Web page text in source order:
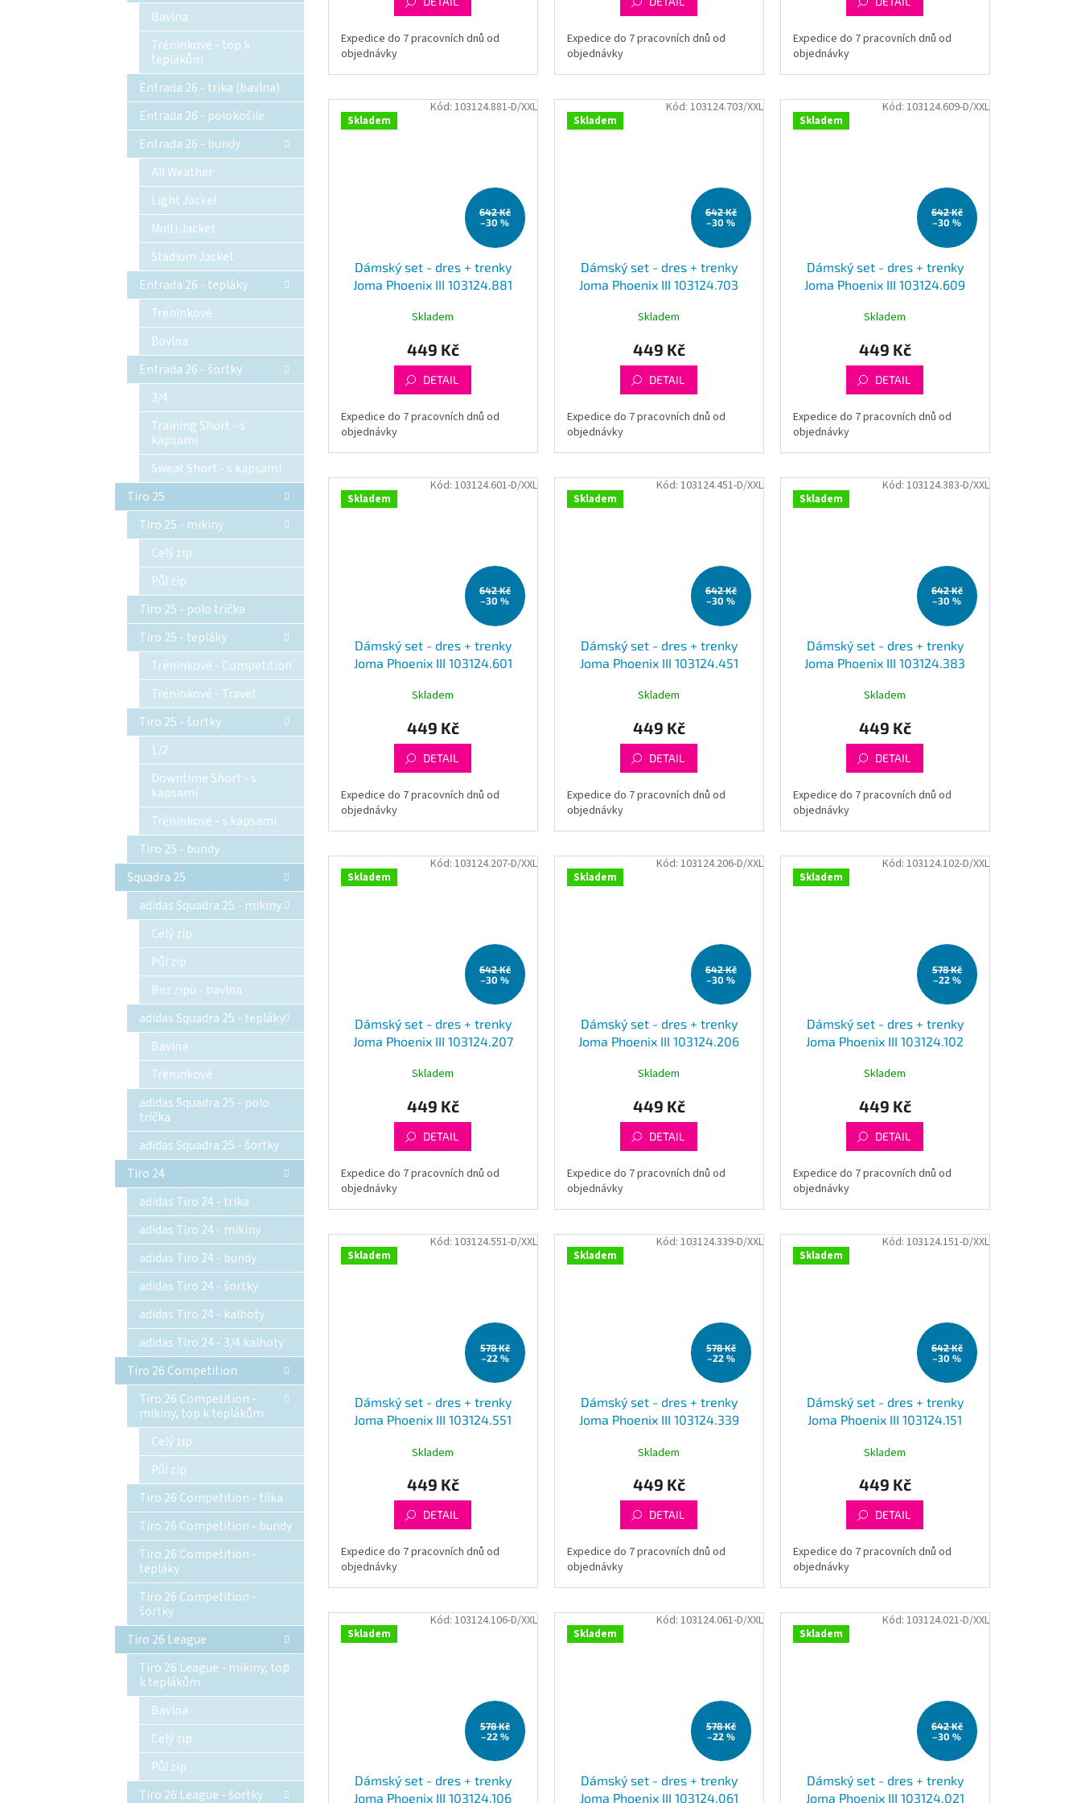
Bavlna
Tréninkové - top k
teplákům
Entrada 26 - trika (bavlna)
Entrada 26 - polokošile
Entrada 26 - bundy
All Weather
Light Jacket
Multi Jacket
Stadium Jacket
Entrada 26 - tepláky
Tréninkové
Bavlna
Entrada 26 - šortky
3/4
Training Short - s
kapsami
Sweat Short - s kapsami
Tiro 25
Tiro 25 - mikiny
Celý zip
Půl zip
Tiro 25 - polo trička
Tiro 25 - tepláky
Tréninkové - Competition
Tréninkové - Travel
Tiro 25 - šortky
1/2
Downtime Short - s
kapsami
Tréninkové - s kapsami
Tiro 25 - bundy
Squadra 25
adidas Squadra 25 - mikiny
Celý zip
Půl zip
Bez zipu - bavlna
adidas Squadra 25 - tepláky
Bavlna
Tréninkové
adidas Squadra 25 - polo
trička
adidas Squadra 25 - šortky
Tiro 24
adidas Tiro 24 - trika
adidas Tiro 24 - mikiny
adidas Tiro 24 - bundy
adidas Tiro 24 - šortky
adidas Tiro 24 - kalhoty
adidas Tiro 24 - 3/4 kalhoty
Tiro 26 Competition
Tiro 26 Competition -
mikiny, top k teplákům
Celý zip
Půl zip
Tiro 26 Competition - tílka
Tiro 26 Competition - bundy
Tiro 26 Competition -
tepláky
Tiro 26 Competition -
šortky
Tiro 26 League
Tiro 26 League - mikiny, top
k teplákům
Bavlna
Celý zip
Půl zip
Tiro 26 League - šortky
Expedice do 7 pracovních dnů od
objednávky
Expedice do 7 pracovních dnů od
objednávky
Expedice do 7 pracovních dnů od
objednávky
Skladem
642 Kč
–30 %
Dámský set - dres + trenky
Joma Phoenix III 103124.881
Skladem
449 Kč
DETAIL
Expedice do 7 pracovních dnů od
objednávky
Kód: 103124.881-D/XXL
Skladem
642 Kč
–30 %
Dámský set - dres + trenky
Joma Phoenix III 103124.703
Skladem
449 Kč
DETAIL
Expedice do 7 pracovních dnů od
objednávky
Kód: 103124.703/XXL
Skladem
642 Kč
–30 %
Dámský set - dres + trenky
Joma Phoenix III 103124.609
Skladem
449 Kč
DETAIL
Expedice do 7 pracovních dnů od
objednávky
Kód: 103124.609-D/XXL
Skladem
642 Kč
–30 %
Dámský set - dres + trenky
Joma Phoenix III 103124.601
Skladem
449 Kč
DETAIL
Expedice do 7 pracovních dnů od
objednávky
Kód: 103124.601-D/XXL
Skladem
642 Kč
–30 %
Dámský set - dres + trenky
Joma Phoenix III 103124.451
Skladem
449 Kč
DETAIL
Expedice do 7 pracovních dnů od
objednávky
Kód: 103124.451-D/XXL
Skladem
642 Kč
–30 %
Dámský set - dres + trenky
Joma Phoenix III 103124.383
Skladem
449 Kč
DETAIL
Expedice do 7 pracovních dnů od
objednávky
Kód: 103124.383-D/XXL
Skladem
642 Kč
–30 %
Dámský set - dres + trenky
Joma Phoenix III 103124.207
Skladem
449 Kč
DETAIL
Expedice do 7 pracovních dnů od
objednávky
Kód: 103124.207-D/XXL
Skladem
642 Kč
–30 %
Dámský set - dres + trenky
Joma Phoenix III 103124.206
Skladem
449 Kč
DETAIL
Expedice do 7 pracovních dnů od
objednávky
Kód: 103124.206-D/XXL
Skladem
578 Kč
–22 %
Dámský set - dres + trenky
Joma Phoenix III 103124.102
Skladem
449 Kč
DETAIL
Expedice do 7 pracovních dnů od
objednávky
Kód: 103124.102-D/XXL
Skladem
578 Kč
–22 %
Dámský set - dres + trenky
Joma Phoenix III 103124.551
Skladem
449 Kč
DETAIL
Expedice do 7 pracovních dnů od
objednávky
Kód: 103124.551-D/XXL
Skladem
578 Kč
–22 %
Dámský set - dres + trenky
Joma Phoenix III 103124.339
Skladem
449 Kč
DETAIL
Expedice do 7 pracovních dnů od
objednávky
Kód: 103124.339-D/XXL
Skladem
642 Kč
–30 %
Dámský set - dres + trenky
Joma Phoenix III 103124.151
Skladem
449 Kč
DETAIL
Expedice do 7 pracovních dnů od
objednávky
Kód: 103124.151-D/XXL
Skladem
578 Kč
–22 %
Dámský set - dres + trenky
Joma Phoenix III 103124.106
Kód: 103124.106-D/XXL
Skladem
578 Kč
–22 %
Dámský set - dres + trenky
Joma Phoenix III 103124.061
Kód: 103124.061-D/XXL
Skladem
642 Kč
–30 %
Dámský set - dres + trenky
Joma Phoenix III 103124.021
Kód: 103124.021-D/XXL